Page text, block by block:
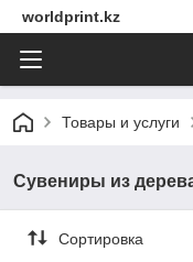
worldprint.kz
Товары и услуги
Сувениры из
Сортировка